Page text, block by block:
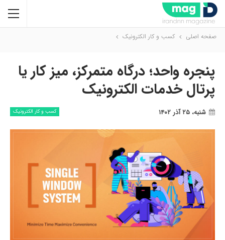
صفحه اصلی کسب و کار الکترونیک
پنجره واحد؛ درگاه متمرکز، میز کار یا
پرتال خدمات الکترونیک
کسب و کار الکترونیک شنبه، ۲۵ آذر ۱۴۰۲